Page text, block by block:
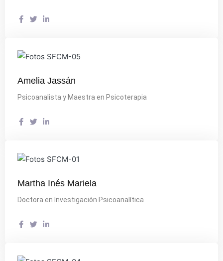
Amelia Jassán
Psicoanalista y Maestra en Psicoterapia
Martha Inés Mariela
Doctora en Investigación Psicoanalítica